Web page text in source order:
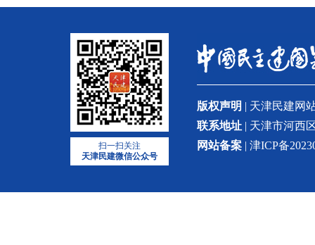
扫一扫关注
天津民建微信公众号
版权声明 | 天津民建网
联系地址 | 天津市河西
网站备案 | 津ICP备